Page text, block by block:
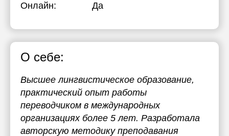
Онлайн: Да
О себе:
Высшее лингвистическое образование,
практический опыт работы
переводчиком в международных
организациях более 5 лет. Разработала
авторскую методику преподавания